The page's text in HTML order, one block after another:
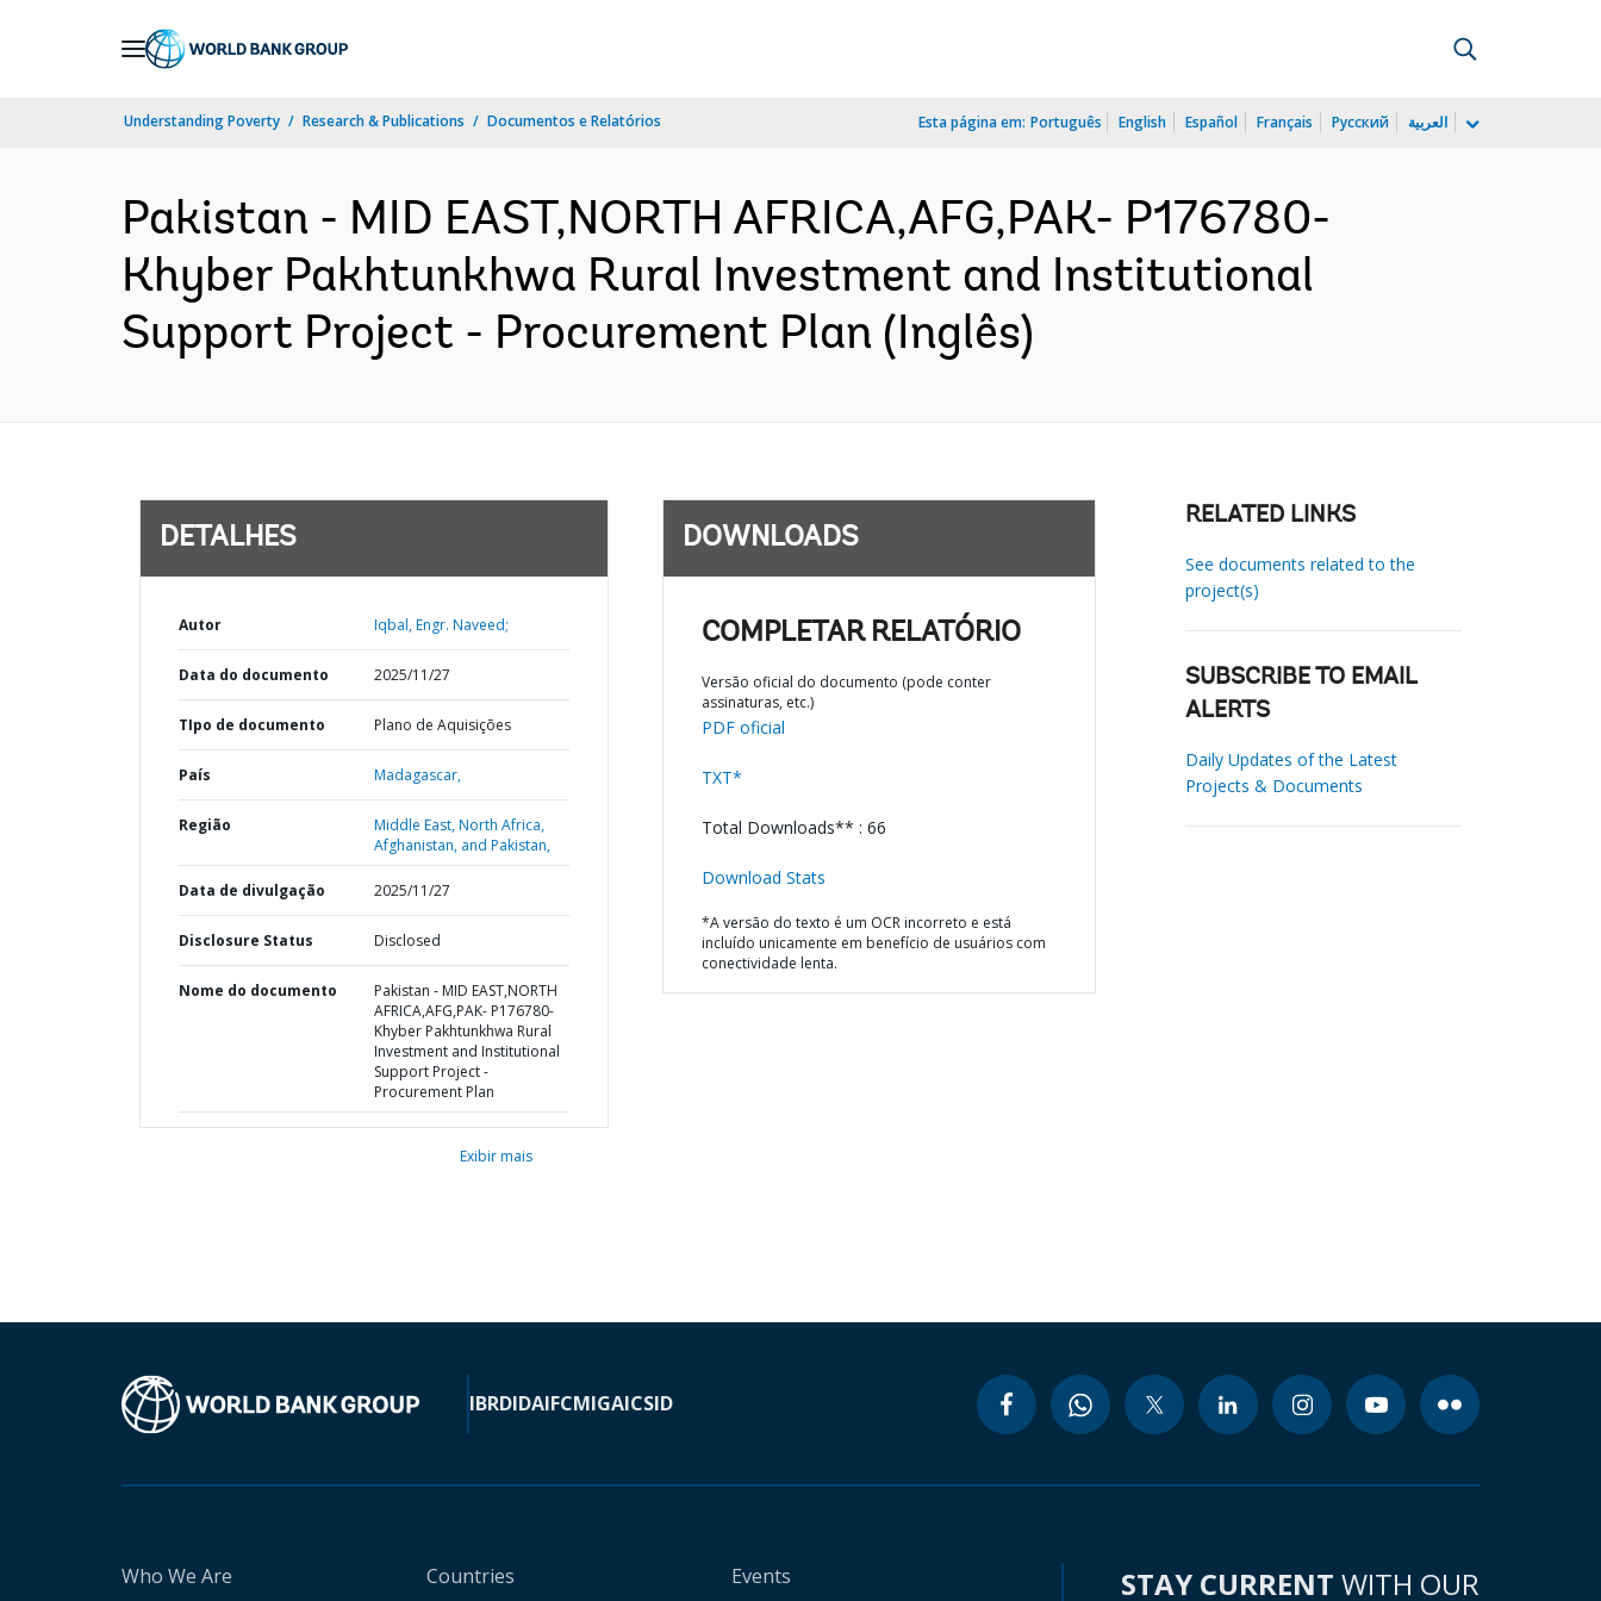
Understanding Poverty Research & Publications Documentos e Relatórios Esta página em: Português English Español Français Русский العربية
Pakistan - MID EAST,NORTH AFRICA,AFG,PAK- P176780-
Khyber Pakhtunkhwa Rural Investment and Institutional
Support Project - Procurement Plan (Inglês)
DETALHES
Autor Iqbal, Engr. Naveed;
Data do documento 2025/11/27
TIpo de documento Plano de Aquisições
País Madagascar,
Região
Middle East, North Africa,
Afghanistan, and Pakistan,
Data de divulgação 2025/11/27
Disclosure Status Disclosed
Nome do documento
Pakistan - MID EAST,NORTH
AFRICA,AFG,PAK- P176780-
Khyber Pakhtunkhwa Rural
Investment and Institutional
Support Project -
Procurement Plan
Exibir mais
DOWNLOADS
COMPLETAR RELATÓRIO
Versão oficial do documento (pode conter
assinaturas, etc.)
PDF oficial
TXT*
Total Downloads** : 66
Download Stats
*A versão do texto é um OCR incorreto e está
incluído unicamente em benefício de usuários com
conectividade lenta.
RELATED LINKS
See documents related to the
project(s)
SUBSCRIBE TO EMAIL
ALERTS
Daily Updates of the Latest
Projects & Documents
IBRDIDAIFCMIGAICSID
Who We Are Countries Events STAY CURRENT WITH OUR